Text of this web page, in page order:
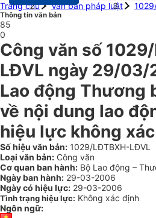
Trang chủ
Văn bản pháp luật
Thông tin văn bản
85
0
Công văn số
LĐVL ngày 29/03/
Lao động Thương
về nội dung lao
hiệu lực không
Số hiệu văn bản: 1029/LĐTBXH-LĐVL
Loại văn bản: Công văn
Cơ quan ban hành: Bộ Lao động –
Ngày ban hành: 29-03-2006
Ngày có hiệu lực: 29-03-2006
Tình trạng hiệu lực: Không xác định
Ngôn ngữ: